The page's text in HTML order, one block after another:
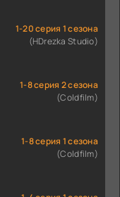
1-20 серия 1 сезона
(HDrezka Studio)
1-8 серия 2 сезона
(Coldfilm)
1-8 серия 1 сезона
(Coldfilm)